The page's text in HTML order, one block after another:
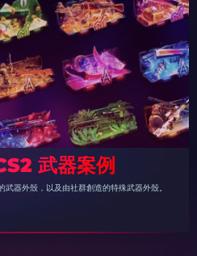
武器案例
器外殼，以及由社群創造的特殊武器外殼。